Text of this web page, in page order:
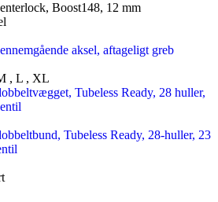
Boost148, 12 mm
aksel, aftageligt greb
, L , XL
Tubeless Ready, 28 huller,
Tubeless Ready, 28-huller, 23